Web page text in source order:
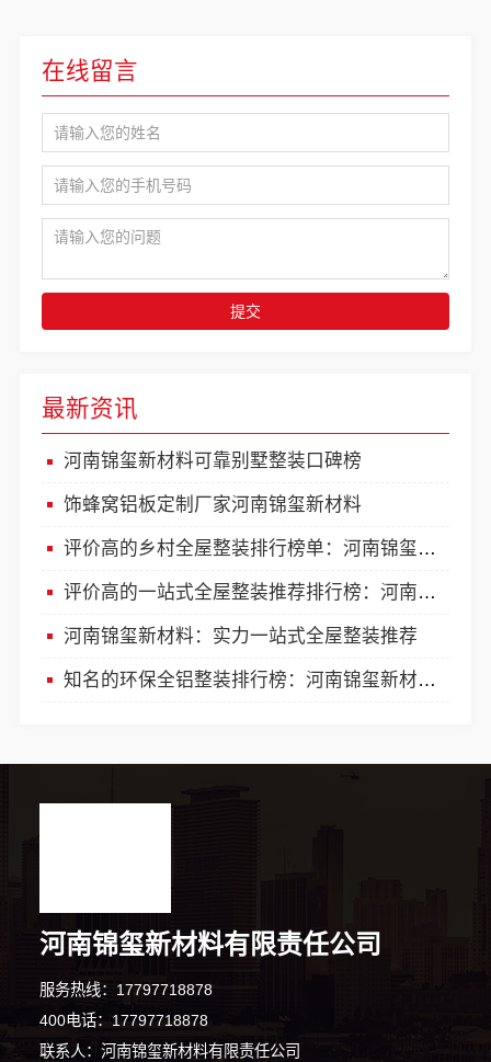
最新资讯
河南锦玺新材料可靠别墅整装口碑榜
饰蜂窝铝板定制厂家河南锦玺新材料
评价高的乡村全屋整装排行榜单：河南锦玺新材料有限责任公司
评价高的一站式全屋整装推荐排行榜：河南锦玺新材料有限责任公司
河南锦玺新材料：实力一站式全屋整装推荐
知名的环保全铝整装排行榜：河南锦玺新材料有限责任公司
在线留言
提交
河南锦玺新材料有限责任公司
服务热线：17797718878
400电话：17797718878
联系人：河南锦玺新材料有限责任公司